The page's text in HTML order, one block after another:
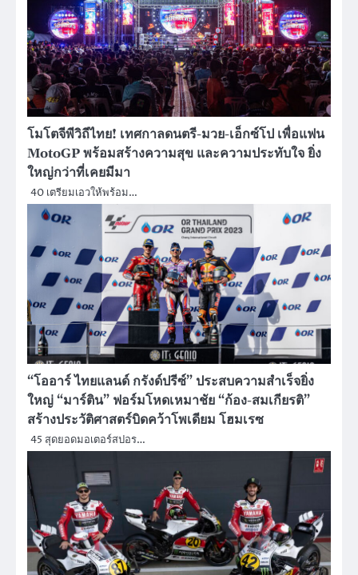
โมโตจีพีวิถีไทย! เทศกาลดนตรี-มวย-เอ็กซ์โป เพื่อแฟน
MotoGP พร้อมสร้างความสุข และความประทับใจ ยิ่ง
ใหญ่กว่าที่เคยมีมา
40 เตรียมเอวให้พร้อม…
“โออาร์ ไทยแลนด์ กรังด์ปรีซ์” ประสบความสำเร็จยิ่ง
ใหญ่ “มาร์ติน” ฟอร์มโหดเหมาชัย “ก้อง-สมเกียรติ”
สร้างประวัติศาสตร์บิดคว้าโพเดียม โฮมเรซ
45 สุดยอดมอเตอร์สปอร…